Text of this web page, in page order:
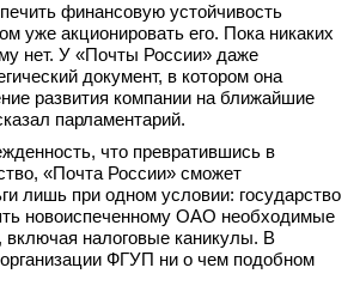
финансовую устойчивость
уже акционировать его. Пока никаких
нет. У «Почты России» даже
документ, в котором она
развития компании на ближайшие
парламентарий.
что превратившись в
«Почта России» сможет
лишь при одном условии: государство
новоиспеченному ОАО необходимые
включая налоговые каникулы. В
ФГУП ни о чем подобном